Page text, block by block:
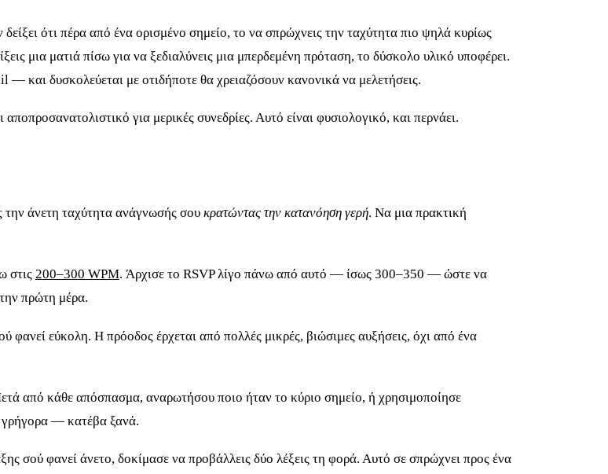
ότι πέρα από ένα ορισμένο σημείο, το να σπρώχνεις την ταχύτητα πιο ψηλά κυρίως
μια ματιά πίσω για να ξεδιαλύνεις μια μπερδεμένη πρόταση, το δύσκολο υλικό υποφέρει.
και δυσκολεύεται με οτιδήποτε θα χρειαζόσουν κανονικά να μελετήσεις.
για μερικές συνεδρίες. Αυτό είναι φυσιολογικό, και περνάει.
την άνετη ταχύτητα ανάγνωσής σου κρατώντας την κατανόηση γερή. Να μια πρακτική
στις 200–300 WPM. Άρχισε το RSVP λίγο πάνω από αυτό — ίσως 300–350 — ώστε να
πρώτη μέρα.
εύκολη. Η πρόοδος έρχεται από πολλές μικρές, βιώσιμες αυξήσεις, όχι από ένα
από κάθε απόσπασμα, αναρωτήσου ποιο ήταν το κύριο σημείο, ή χρησιμοποίησε
γρήγορα — κατέβα ξανά.
σού φανεί άνετο, δοκίμασε να προβάλλεις δύο λέξεις τη φορά. Αυτό σε σπρώχνει προς ένα